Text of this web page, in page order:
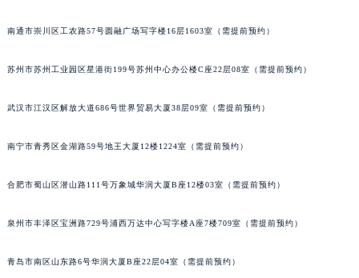
南通市崇川区工农路57号圆融广场写字楼16层1603室（需提前预约）
苏州市苏州工业园区星港街199号苏州中心办公楼C座22层08室（需提前预约）
武汉市江汉区解放大道686号世界贸易大厦38层09室（需提前预约）
南宁市青秀区金湖路59号地王大厦12楼1224室（需提前预约）
合肥市蜀山区潜山路111号万象城华润大厦B座12楼03室（需提前预约）
泉州市丰泽区宝洲路729号浦西万达中心写字楼A座7楼709室（需提前预约）
青岛市南区山东路6号华润大厦B座22层04室（需提前预约）